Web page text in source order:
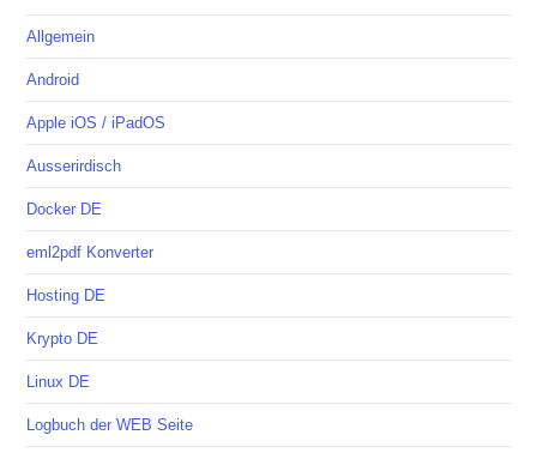
Allgemein
Android
Apple iOS / iPadOS
Ausserirdisch
Docker DE
eml2pdf Konverter
Hosting DE
Krypto DE
Linux DE
Logbuch der WEB Seite